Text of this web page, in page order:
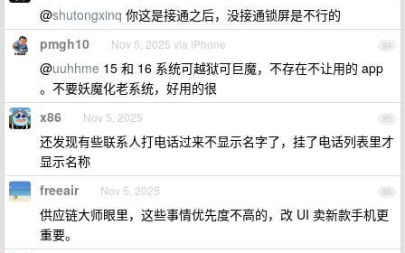
@shutongxinq 你这是接通之后，没接通锁屏是不行的
84
pmgh10 Nov 5, 2025 via iPhone
@uuhhme 15 和 16 系统可越狱可巨魔，不存在不让用的 app
。不要妖魔化老系统，好用的很
85
x86 Nov 5, 2025
还发现有些联系人打电话过来不显示名字了，挂了电话列表里才
显示名称
86
freeair Nov 5, 2025
供应链大师眼里，这些事情优先度不高的，改 UI 卖新款手机更
重要。